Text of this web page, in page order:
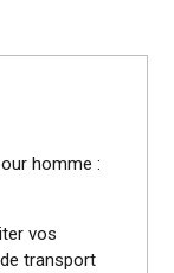
homme :
vos
transport